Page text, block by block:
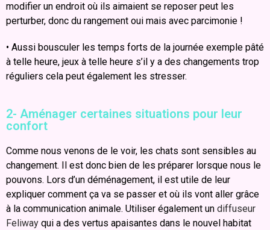
modifier un endroit où ils aimaient se reposer peut les
perturber, donc du rangement oui mais avec parcimonie !
• Aussi bousculer les temps forts de la journée exemple pâté
à telle heure, jeux à telle heure s’il y a des changements trop
réguliers cela peut également les stresser.
2- Aménager certaines situations pour leur
confort
Comme nous venons de le voir, les chats sont sensibles au
changement. Il est donc bien de les préparer lorsque nous le
pouvons. Lors d’un déménagement, il est utile de leur
expliquer comment ça va se passer et où ils vont aller grâce
à la communication animale. Utiliser également un diffuseur
Feliway qui a des vertus apaisantes dans le nouvel habitat